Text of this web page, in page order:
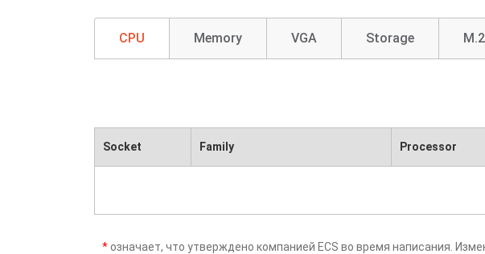
CPU Memory VGA Storage M.2
Socket Family Processor
* означает, что утверждено компанией ECS во время написания.